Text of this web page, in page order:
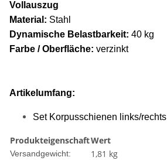
Vollauszug
Material: Stahl
Dynamische Belastbarkeit: 40 kg
Farbe / Oberfläche: verzinkt
Artikelumfang:
Set Korpusschienen links/rechts
ProdukteigenschaftWert
Versandgewicht: 1,81 kg